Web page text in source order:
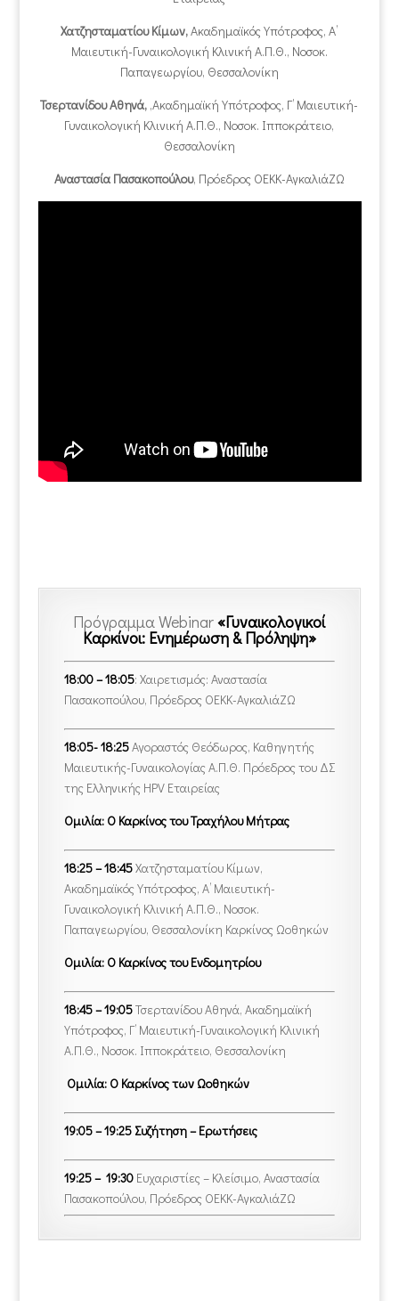
Χατζησταματίου Κίμων,Ακαδημαϊκός Υπότροφος, Α’
Μαιευτική-Γυναικολογική Κλινική Α.Π.Θ., Νοσοκ.
Παπαγεωργίου, Θεσσαλονίκη
Τσερτανίδου Αθηνά, ,Ακαδημαϊκή Υπότροφος, Γ’ Μαιευτική-
Γυναικολογική Κλινική Α.Π.Θ., Νοσοκ. Ιπποκράτειο,
Θεσσαλονίκη
Αναστασία Πασακοπούλου, Πρόεδρος ΟΕΚΚ-ΑγκαλιάΖΩ
Πρόγραμμα Webinar«Γυναικολογικοί
Καρκίνοι: Ενημέρωση & Πρόληψη»
18:00 – 18:05: Χαιρετισμός: Αναστασία
Πασακοπούλου, Πρόεδρος ΟΕΚΚ-ΑγκαλιάΖΩ
18:05- 18:25Αγοραστός Θεόδωρος, Καθηγητής
Μαιευτικής-Γυναικολογίας Α.Π.Θ. Πρόεδρος του ΔΣ
της Ελληνικής HPV Εταιρείας
Ομιλία: Ο Καρκίνος του Τραχήλου Μήτρας
18:25 – 18:45Χατζησταματίου Κίμων,
Ακαδημαϊκός Υπότροφος, Α’ Μαιευτική-
Γυναικολογική Κλινική Α.Π.Θ., Νοσοκ.
Παπαγεωργίου, Θεσσαλονίκη Καρκίνος Ωοθηκών
Ομιλία: Ο Καρκίνος του Ενδομητρίου
18:45 – 19:05Τσερτανίδου Αθηνά, Ακαδημαϊκή
Υπότροφος, Γ’ Μαιευτική-Γυναικολογική Κλινική
Α.Π.Θ., Νοσοκ. Ιπποκράτειο, Θεσσαλονίκη
Ομιλία: Ο Καρκίνος των Ωοθηκών
19:05 – 19:25 Συζήτηση – Ερωτήσεις
19:25 – 19:30 Ευχαριστίες – Κλείσιμο, Αναστασία
Πασακοπούλου, Πρόεδρος ΟΕΚΚ-ΑγκαλιάΖΩ